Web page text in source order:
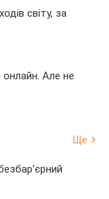
світу, за
Але не
Ще